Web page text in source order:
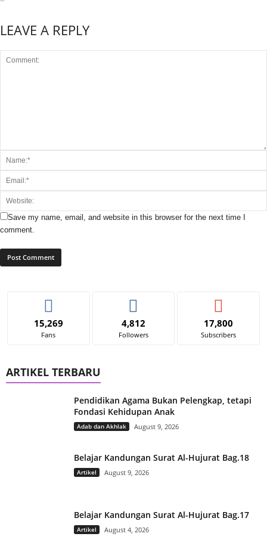
LEAVE A REPLY
Save my name, email, and website in this browser for the next time I
comment.
15,269
Fans
4,812
Followers
17,800
Subscribers
ARTIKEL TERBARU
Pendidikan Agama Bukan Pelengkap, tetapi
Fondasi Kehidupan Anak
Adab dan Akhlak August 9, 2026
Belajar Kandungan Surat Al-Hujurat Bag.18
Artikel August 9, 2026
Belajar Kandungan Surat Al-Hujurat Bag.17
Artikel August 4, 2026